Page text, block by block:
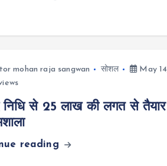
mohan raja sangwan सोशल
May
से 25 लाख की लगत से तैयार
reading